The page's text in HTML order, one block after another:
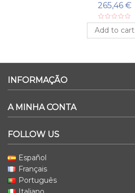
265,46 €
Add to cart
INFORMAÇÃO
A MINHA CONTA
FOLLOW US
Español
Français
Português